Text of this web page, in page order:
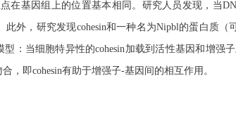
在基因组上的位置基本相同。研究人员发现，当
外，研究发现cohesin和一种名为Nipbl的蛋白质（
：当细胞特异性的cohesin加载到活性基因和增强
，即cohesin有助于增强子-基因间的相互作用。